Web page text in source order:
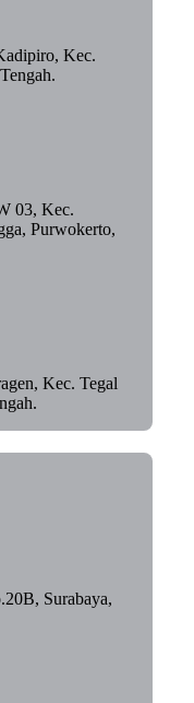
Kec.
03, Kec.
Purwokerto,
Kec. Tegal
Surabaya,